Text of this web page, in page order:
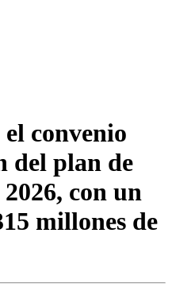
convenio
del plan de
con un
millones de